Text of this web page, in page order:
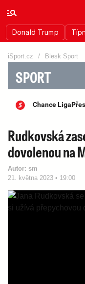
Donald Trump
SPORT
Chance Liga
iSport.cz / Blesk Sport
21. května 2023 • 19:00
Rudkovská
dovolenou na
Autor: sm